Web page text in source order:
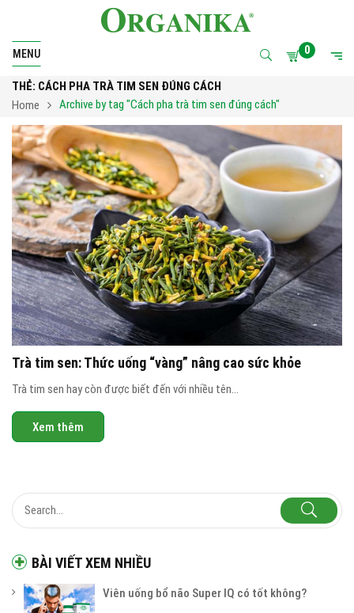
MENU 0
THẺ: CÁCH PHA TRÀ TIM SEN ĐÚNG CÁCH
Home
Archive by tag "Cách pha trà tim sen đúng cách"
BÀI VIẾT XEM NHIỀU
Viên uống bổ não Super IQ có tốt không?
Trà tim sen: Thức uống “vàng” nâng cao sức khỏe
Trà tim sen hay còn được biết đến với nhiều tên...
Xem thêm